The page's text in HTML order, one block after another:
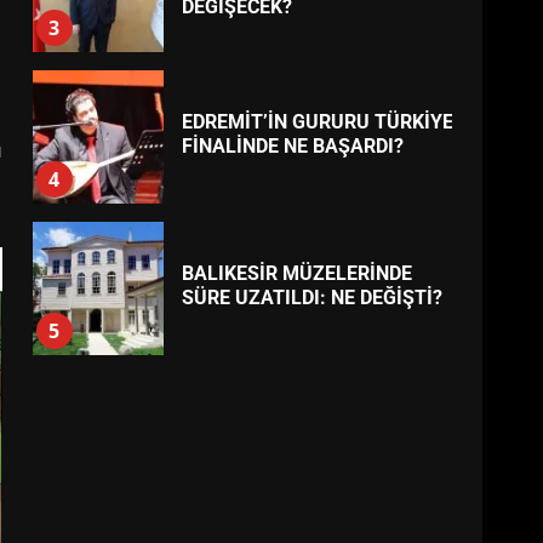
TREND HABERLER
7
BELEDİYESPOR’DA YENİ
1
AYVALIK SU MİRASI İÇİN
ESA 2026’DA TÜRK BAHARATI